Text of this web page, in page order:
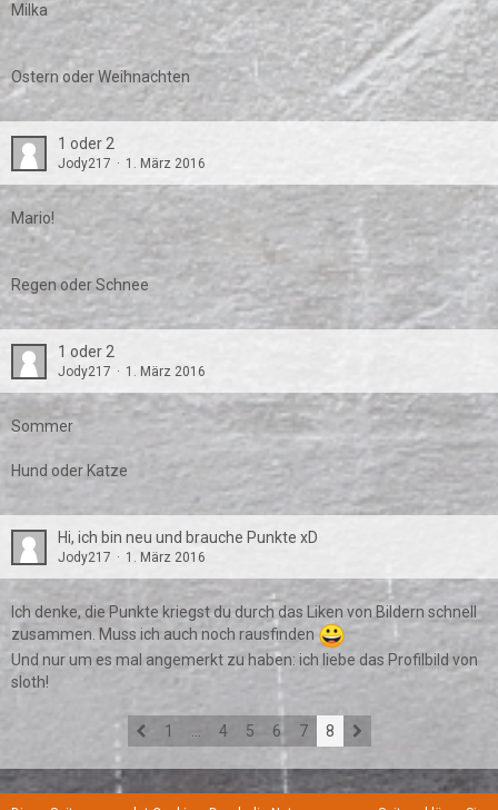
Milka
Ostern oder Weihnachten
1 oder 2
Jody217 1. März 2016
Mario!
Regen oder Schnee
1 oder 2
Jody217 1. März 2016
Sommer
Hund oder Katze
Hi, ich bin neu und brauche Punkte xD
Jody217 1. März 2016
Ich denke, die Punkte kriegst du durch das Liken von Bildern schnell
zusammen. Muss ich auch noch rausfinden
Und nur um es mal angemerkt zu haben: ich liebe das Profilbild von
sloth!
1 4 5 6 7 8